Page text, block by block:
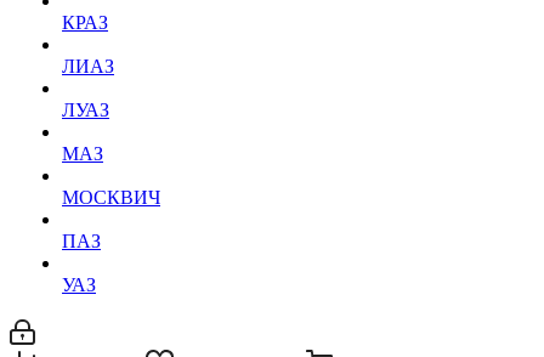
КРАЗ
ЛИАЗ
ЛУАЗ
МАЗ
МОСКВИЧ
ПАЗ
УАЗ